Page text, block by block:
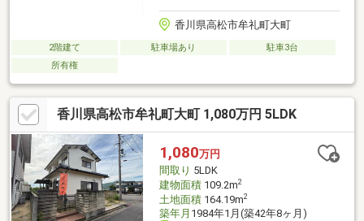
香川県高松市牟礼町大町
2階建て 駐車場あり
駐車3台
所有権
香川県高松市牟礼町大町 1,080万円 5LDK
1,080万円
間取り 5LDK
建物面積109.2m2
土地面積164.19m2
築年月 1984年1月(築42年8ヶ月)